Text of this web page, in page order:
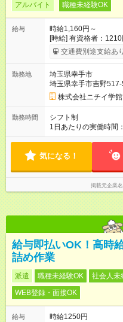
アルバイト 職種未経験OK
給与
時給1,160円～
[時給] 有資格者：1210円 無資
度あり 進級により給与がアップし
あり 試用期間の長さ
交通費別途支給あり
勤務地
埼玉県幸手市
埼玉県幸手市吉野
株式会社ニチイ学館
勤務時間
シフト制
1日あたりの実働時間
なし） 月8日 8:00
気になる！
掲載元企業名
給与即払いOK！高時
詰め作業
派遣 職種未経験OK 社会人未
WEB登録・面接OK
給与
時給1250円